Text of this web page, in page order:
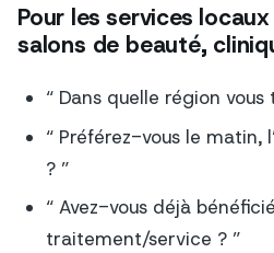
Pour les services
salons de beauté,
“ Dans quelle région vous
“ Préférez-vous le matin,
? ”
“ Avez-vous déjà
traitement/service ? ”